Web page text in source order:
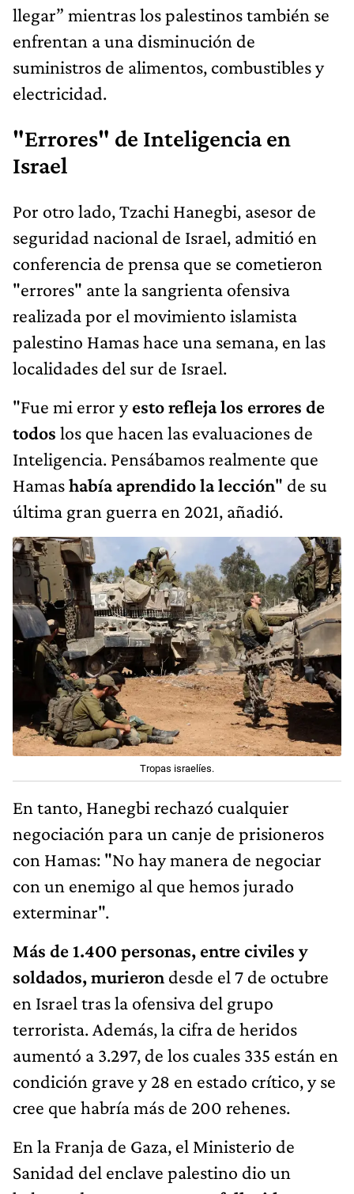
llegar” mientras los palestinos también se
enfrentan a una disminución de
suministros de alimentos, combustibles y
electricidad.
"Errores" de Inteligencia en
Israel
Por otro lado, Tzachi Hanegbi, asesor de
seguridad nacional de Israel, admitió en
conferencia de prensa que se cometieron
"errores" ante la sangrienta ofensiva
realizada por el movimiento islamista
palestino Hamas hace una semana, en las
localidades del sur de Israel.
"Fue mi error yesto refleja los errores de
todos los que hacen las evaluaciones de
Inteligencia. Pensábamos realmente que
Hamashabía aprendido la lección" de su
última gran guerra en 2021, añadió.
Tropas israelíes.
En tanto, Hanegbi rechazó cualquier
negociación para un canje de prisioneros
con Hamas: "No hay manera de negociar
con un enemigo al que hemos jurado
exterminar".
Más de 1.400 personas, entre civiles y
soldados, murieron desde el 7 de octubre
en Israel tras la ofensiva del grupo
terrorista. Además, la cifra de heridos
aumentó a 3.297, de los cuales 335 están en
condición grave y 28 en estado crítico, y se
cree que habría más de 200 rehenes.
En la Franja de Gaza, el Ministerio de
Sanidad del enclave palestino dio un